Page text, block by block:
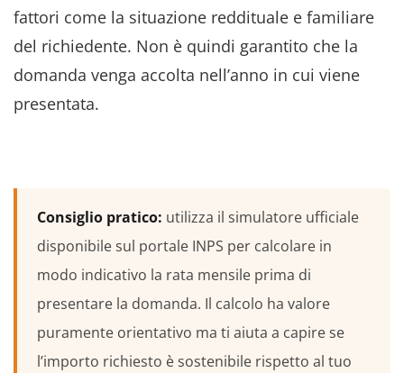
fattori come la situazione reddituale e familiare
del richiedente. Non è quindi garantito che la
domanda venga accolta nell’anno in cui viene
presentata.
Consiglio pratico: utilizza il simulatore ufficiale
disponibile sul portale INPS per calcolare in
modo indicativo la rata mensile prima di
presentare la domanda. Il calcolo ha valore
puramente orientativo ma ti aiuta a capire se
l’importo richiesto è sostenibile rispetto al tuo